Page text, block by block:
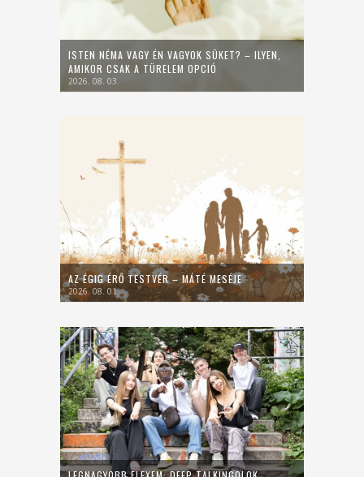
ISTEN NÉMA VAGY ÉN VAGYOK SÜKET? – ILYEN,
AMIKOR CSAK A TÜRELEM OPCIÓ
2026. 08. 03.
AZ ÉGIG ÉRŐ TESTVÉR – MÁTÉ MESÉJE
2026. 08. 01.